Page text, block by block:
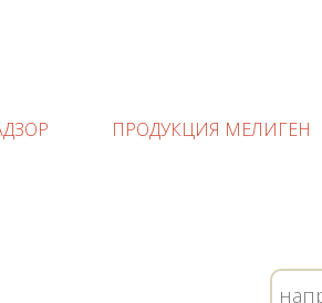
ПРОДУКЦИЯ МЕЛИГЕН